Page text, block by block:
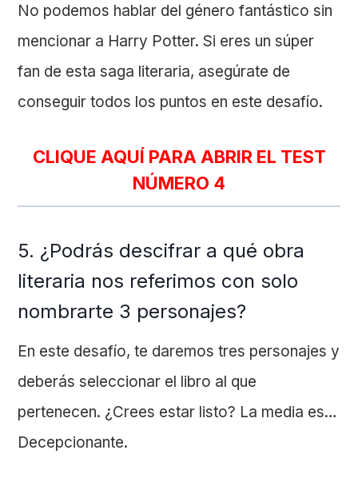
No podemos hablar del género fantástico sin
mencionar a Harry Potter. Si eres un súper
fan de esta saga literaria, asegúrate de
conseguir todos los puntos en este desafío.
CLIQUE AQUÍ PARA ABRIR EL TEST
NÚMERO 4
5. ¿Podrás descifrar a qué obra
literaria nos referimos con solo
nombrarte 3 personajes?
En este desafío, te daremos tres personajes y
deberás seleccionar el libro al que
pertenecen. ¿Crees estar listo? La media es…
Decepcionante.